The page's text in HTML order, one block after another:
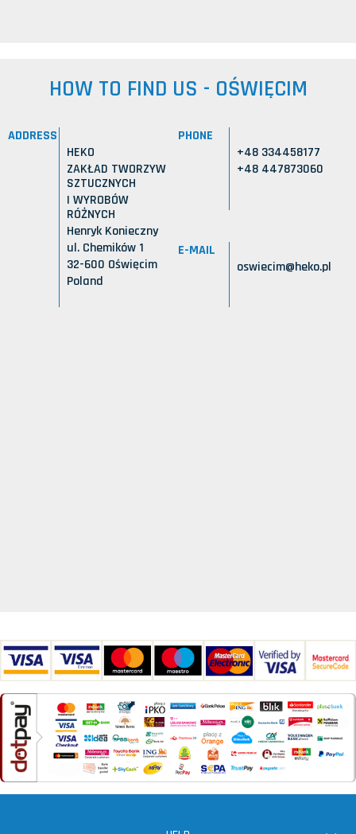
HOW TO FIND US - OŚWIĘCIM
ADDRESS
HEKO
ZAKŁAD TWORZYW
SZTUCZNYCH
I WYROBÓW
RÓŻNYCH
Henryk Konieczny
ul. Chemików 1
32-600 Oświęcim
Poland
PHONE
+48 334458177
+48 447873060
E-MAIL
oswiecim@heko.pl